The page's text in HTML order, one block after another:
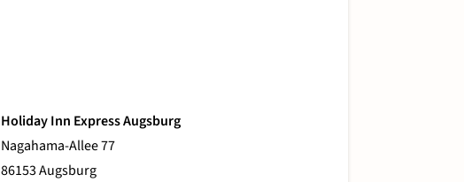
Holiday Inn Express Augsburg
Nagahama-Allee 77
86153 Augsburg